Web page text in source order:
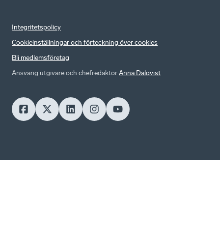
Integritetspolicy
Cookieinställningar och förteckning över cookies
Bli medlemsföretag
Ansvarig utgivare och chefredaktörAnna Dalqvist